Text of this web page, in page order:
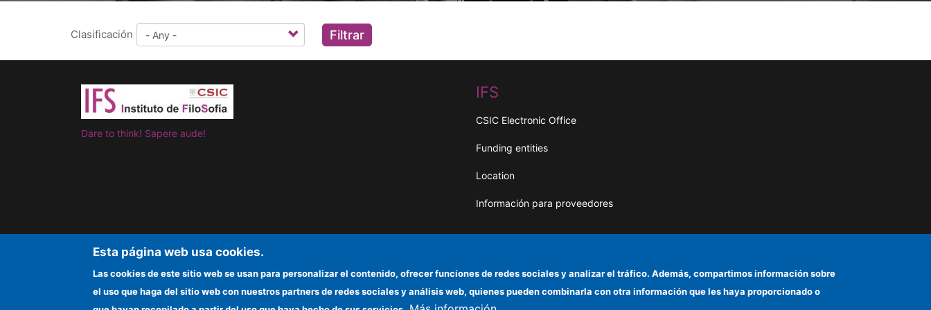
Clasificación Filtrar
Dare to think! Sapere aude!
IFS
CSIC Electronic Office
Funding entities
Location
Información para proveedores
©Copyright 2026 Todos los derechos reservados
Esta página web usa cookies.
Las cookies de este sitio web se usan para personalizar el contenido, ofrecer funciones de redes sociales y analizar el tráfico. Además, compartimos información sobre
el uso que haga del sitio web con nuestros partners de redes sociales y análisis web, quienes pueden combinarla con otra información que les haya proporcionado o